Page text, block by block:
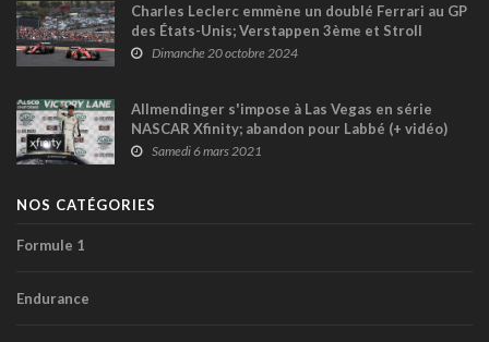
Charles Leclerc emmène un doublé Ferrari au GP
des États-Unis; Verstappen 3ème et Stroll
15ème
Dimanche 20 octobre 2024
Allmendinger s'impose à Las Vegas en série
NASCAR Xfinity; abandon pour Labbé (+ vidéo)
Samedi 6 mars 2021
NOS CATÉGORIES
Formule 1
Endurance